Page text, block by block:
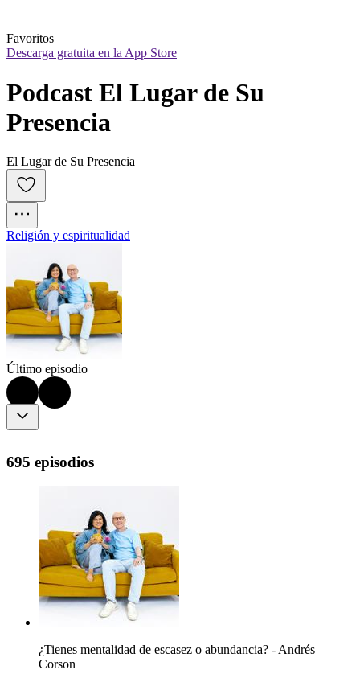
Favoritos
Descarga gratuita en la App Store
Podcast El Lugar de Su
Presencia
El Lugar de Su Presencia
Religión y espiritualidad
Último episodio
695 episodios
¿Tienes mentalidad de escasez o abundancia? - Andrés
Corson